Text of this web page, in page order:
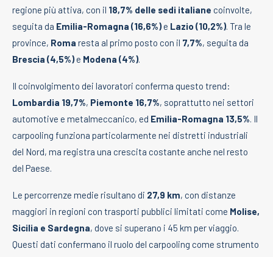
regione più attiva, con il 18,7% delle sedi italiane coinvolte,
seguita da Emilia-Romagna (16,6%)e Lazio (10,2%). Tra le
province, Roma resta al primo posto con il 7,7%, seguita da
Brescia (4,5%)e Modena (4%).
Il coinvolgimento dei lavoratori conferma questo trend:
Lombardia 19,7%, Piemonte 16,7%, soprattutto nei settori
automotive e metalmeccanico, ed Emilia-Romagna 13,5%. Il
carpooling funziona particolarmente nei distretti industriali
del Nord, ma registra una crescita costante anche nel resto
del Paese.
Le percorrenze medie risultano di 27,9 km, con distanze
maggiori in regioni con trasporti pubblici limitati come Molise,
Sicilia e Sardegna, dove si superano i 45 km per viaggio.
Questi dati confermano il ruolo del carpooling come strumento